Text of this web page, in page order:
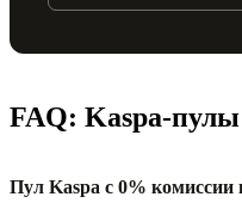
FAQ: Kaspa-
Пул Kaspa с 0% комиссии